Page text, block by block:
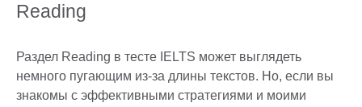
Reading
Раздел Reading в тесте IELTS может выглядеть
немного пугающим из-за длины текстов. Но, если вы
знакомы с эффективными стратегиями и моими